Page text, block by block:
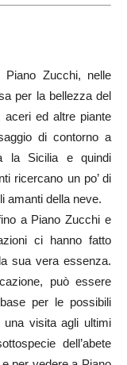
Piano Zucchi, nelle
per la bellezza del
aceri ed altre piante
di contorno a
la Sicilia e quindi
ricercano un po’ di
amanti della neve.
a Piano Zucchi e
ci hanno fatto
sua vera essenza.
può essere
per le possibili
una visita agli ultimi
dell’abete